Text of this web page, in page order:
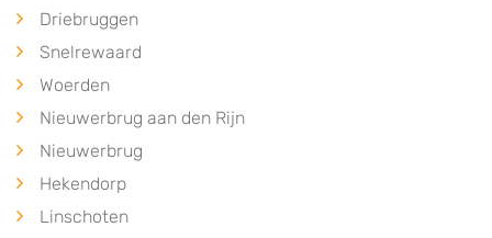
Driebruggen
Snelrewaard
Woerden
Nieuwerbrug aan den Rijn
Nieuwerbrug
Hekendorp
Linschoten